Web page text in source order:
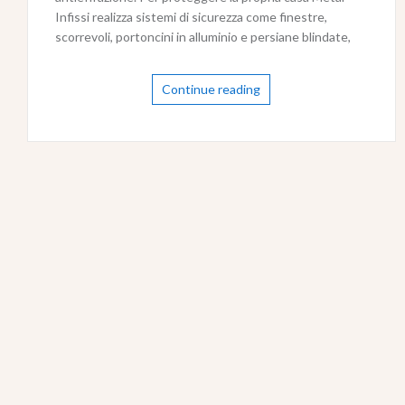
Infissi realizza sistemi di sicurezza come finestre,
scorrevoli, portoncini in alluminio e persiane blindate,
Continue reading